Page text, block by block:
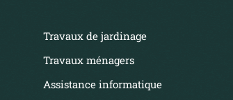
Travaux de jardinage
Travaux ménagers
Assistance informatique